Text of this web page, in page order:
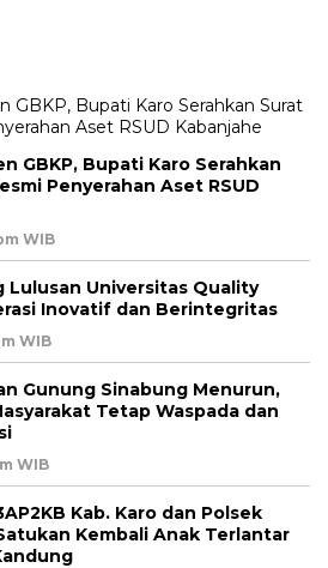
GBKP, Bupati Karo Serahkan
Penyerahan Aset RSUD
WIB
Lulusan Universitas Quality
Inovatif dan Berintegritas
WIB
Gunung Sinabung Menurun,
Tetap Waspada dan
WIB
Kab. Karo dan Polsek
Kembali Anak Terlantar